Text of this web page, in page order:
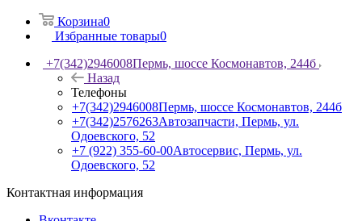
Корзина0
Избранные товары0
+7(342)2946008Пермь, шоссе Космонавтов, 244б
Назад
Телефоны
+7(342)2946008Пермь, шоссе Космонавтов, 244б
+7(342)2576263Автозапчасти, Пермь, ул.
Одоевского, 52
+7 (922) 355-60-00Автосервис, Пермь, ул.
Одоевского, 52
Контактная информация